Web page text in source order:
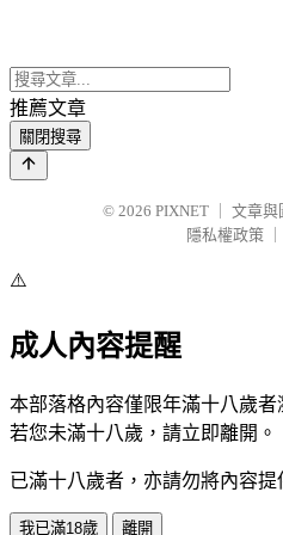
推薦文章
關閉搜尋
© 2026 PIXNET
文章與
隱私權政策
⚠️
成人內容提醒
本部落格內容僅限年滿十八歲者
若您未滿十八歲，請立即離開。
已滿十八歲者，亦請勿將內容提
我已滿18歲 離開